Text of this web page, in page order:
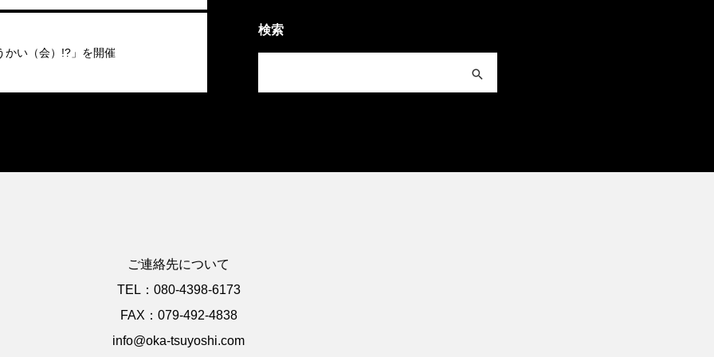
かい（会）!?」を開催
検索
ご連絡先について
TEL：080-4398-6173
FAX：079-492-4838
info@oka-tsuyoshi.com